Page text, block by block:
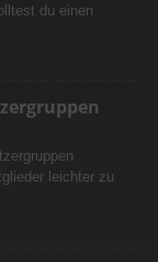
du einen
leichter zu